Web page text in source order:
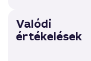
Valódi
értékelések